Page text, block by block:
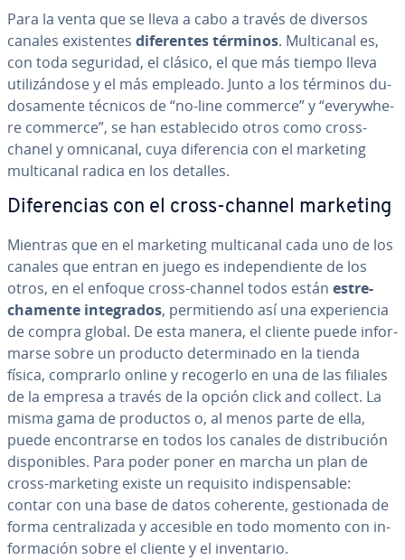
Para la venta que se lleva a cabo a través de diversos
canales exi­s­te­n­tes di­fe­re­n­tes términos. Mu­l­ti­ca­nal es,
con toda seguridad, el clásico, el que más tiempo lleva
uti­li­zá­n­do­se y el más empleado. Junto a los términos du­
do­sa­me­n­te técnicos de “no-line commerce” y “eve­r­y­whe­
re commerce”, se han es­ta­ble­ci­do otros como cross-
chanel y omnicanal, cuya di­fe­re­n­cia con el marketing
mu­l­ti­ca­nal radica en los detalles.
Di­fe­re­n­cias con el cross-channel marketing
Mientras que en el marketing mu­l­ti­ca­nal cada uno de los
canales que entran en juego es in­de­pe­n­die­n­te de los
otros, en el enfoque cross-channel todos están es­tre­
cha­me­n­te in­te­gra­dos, pe­r­mi­tie­n­do así una ex­pe­rie­n­cia
de compra global. De esta manera, el cliente puede in­fo­r­
mar­se sobre un producto de­te­r­mi­na­do en la tienda
física, comprarlo online y recogerlo en una de las filiales
de la empresa a través de la opción click and collect. La
misma gama de productos o, al menos parte de ella,
puede en­co­n­trar­se en todos los canales de di­s­tri­bu­ción
di­s­po­ni­bles. Para poder poner en marcha un plan de
cross-marketing existe un requisito in­di­s­pe­n­sa­ble:
contar con una base de datos coherente, ge­s­tio­na­da de
forma ce­n­tra­li­za­da y accesible en todo momento con in­
fo­r­ma­ción sobre el cliente y el in­ve­n­ta­rio.